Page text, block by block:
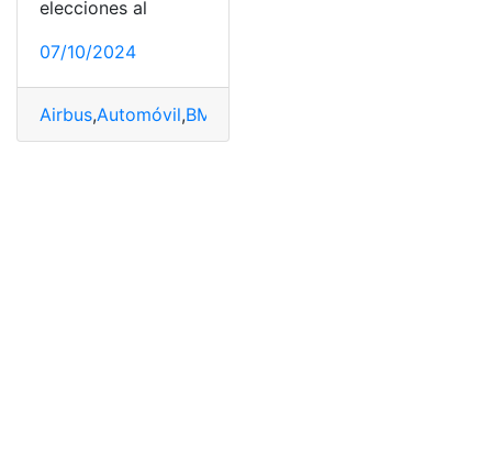
elecciones al
07/10/2024
Airbus,Automóvil,BMW